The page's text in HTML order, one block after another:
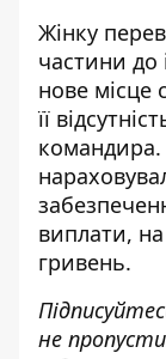
Жінку
частини до
нове місце
її
командира.
виплати,
гривень.
не